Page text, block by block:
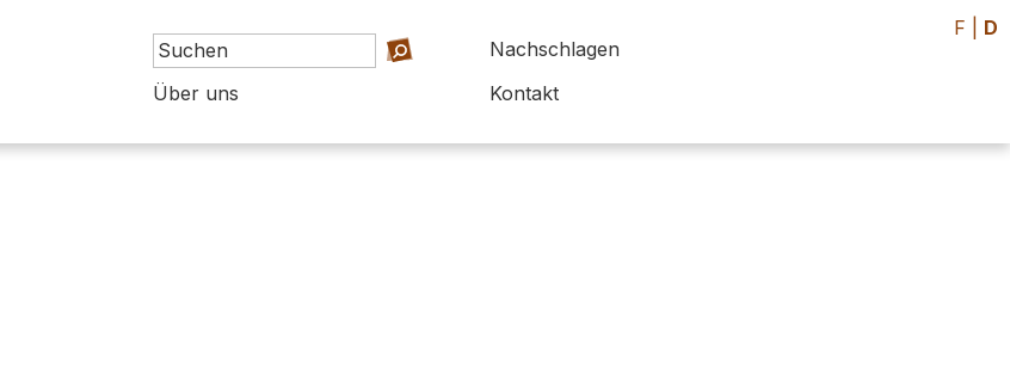
Nachschlagen
Über uns Kontakt
F D